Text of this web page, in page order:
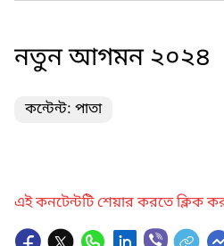
নতুন আগমন ২০২৪
কন্টেন্ট: পাতা
এই কনটেন্টটি শেয়ার করতে ক্লিক